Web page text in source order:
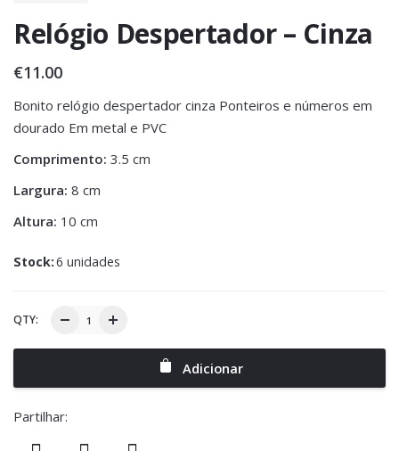
Relógio Despertador – Cinza
€11.00
Bonito relógio despertador cinza Ponteiros e números em
dourado Em metal e PVC
Comprimento: 3.5 cm
Largura: 8 cm
Altura: 10 cm
Stock:6 unidades
QTY:
Adicionar
Partilhar: